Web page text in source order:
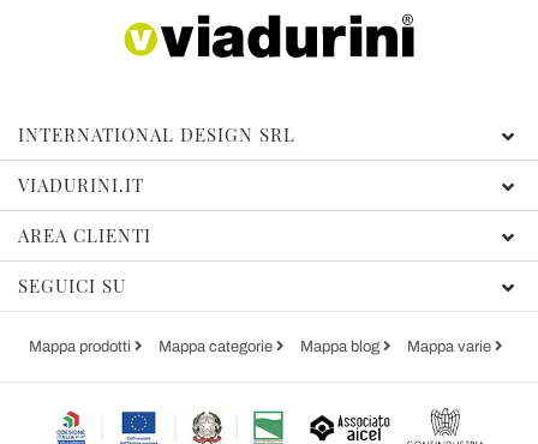
INTERNATIONAL DESIGN SRL
VIADURINI.IT
AREA CLIENTI
SEGUICI SU
Mappa prodotti Mappa categorie Mappa blog Mappa varie